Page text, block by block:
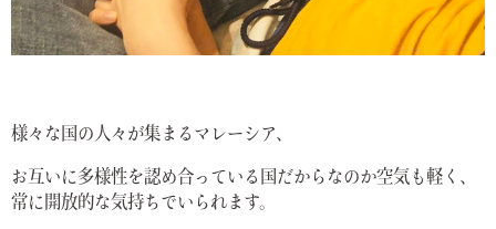
様々な国の人々が集まるマレーシア、
お互いに多様性を認め合っている国だからなのか空気も軽く、
常に開放的な気持ちでいられます。